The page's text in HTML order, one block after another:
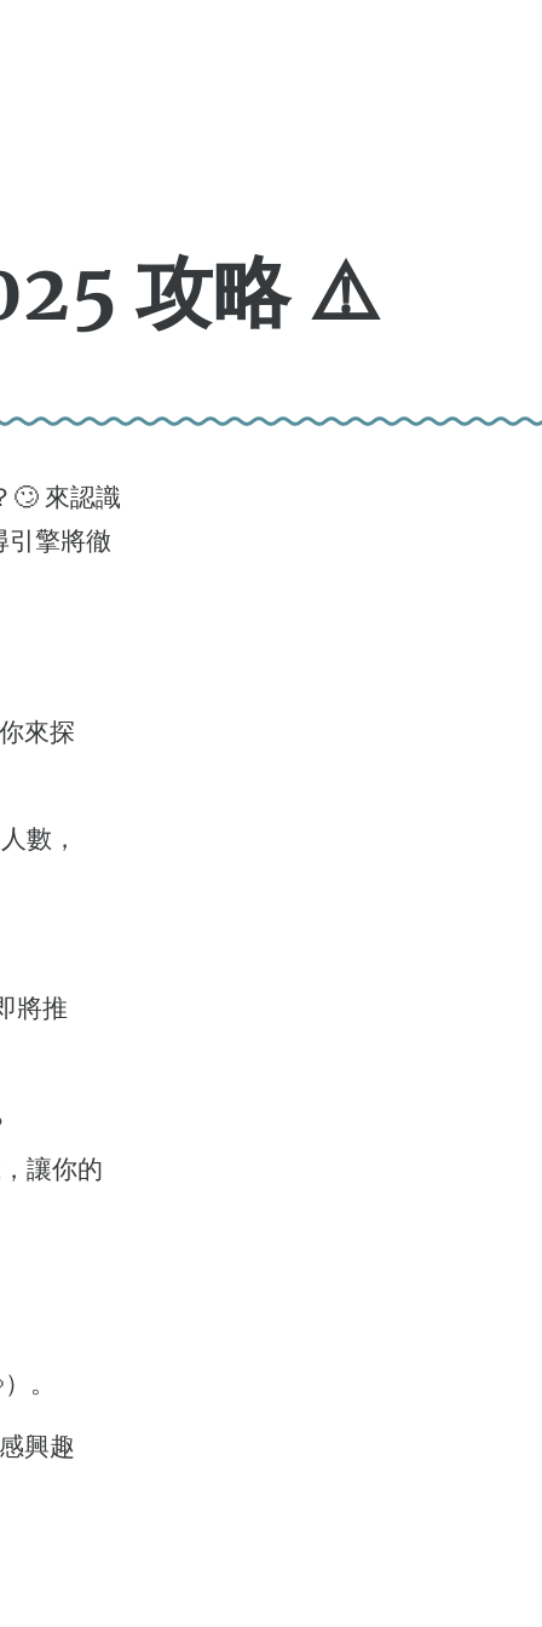
攻略 ⚠️
🙄 來認識
擎將徹
來探
數，
將推
讓你的
。
興趣